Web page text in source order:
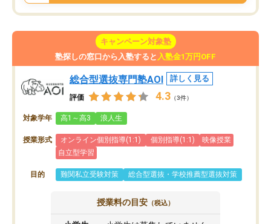
キャンペーン対象塾
塾探しの窓口から入塾すると 入塾金1万円OFF
総合型選抜専門塾AOI 詳しく見る
評価 4.3 （3件）
対象学年 高1～高3 浪人生
授業形式 オンライン個別指導(1:1) 個別指導(1:1)
映像授業
自立型学習
目的 難関私立受験対策 総合型選抜・学校推薦型選抜対策
授業料の目安 （税込）